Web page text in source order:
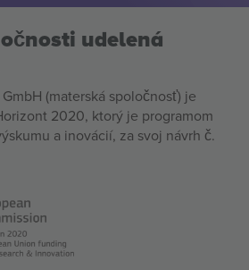
udelená
(materská spoločnosť) je
2020, ktorý je programom
a inovácií, za svoj návrh č.